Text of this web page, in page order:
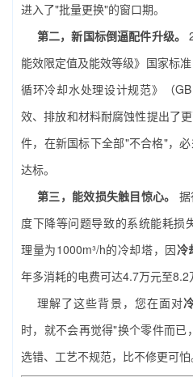
进入了"批量更换"的窗口期。
第二，新国标倒逼配件升级。
能效限定值及能效等级》国家标
循环冷却水处理设计规范》（
效、排放和材料耐腐蚀性提出了
件，在新国标下全部"不合格"，
达标。
第三，能效损失触目惊心。
度下降等问题导致的系统能耗损
理量为1000m³/h的冷却塔，因冷
年多消耗的电费可达4.7万元至8.2
理解了这些背景，您在面对
时，就不会再觉得"换个零件而
选错、工艺不规范，比不修更可怕